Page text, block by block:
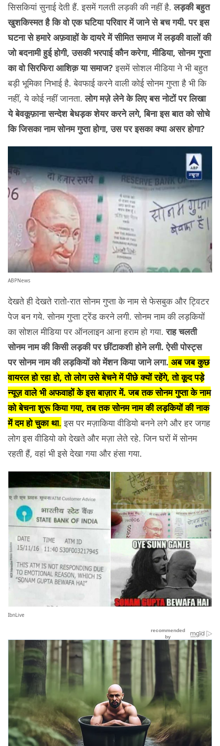
सिसकियां सुनाई देती हैं. इसमें गलती लड़की की नहीं है.लड़की बहुत
खुशकिस्मत है कि वो एक घटिया परिवार में जाने से बच गयी. पर इस
घटना से हमारे अफ़वाहों के दायरे में सीमित समाज में लड़की वालों की
जो बदनामी हुई होगी, उसकी भरपाई कौन करेगा, मीडिया, सोनम गुप्ता
का वो सिरफिरा आशिक़ या समाज? इसमें सोशल मीडिया ने भी बहुत
बड़ी भूमिका निभाई है. बेवफाई करने वाली कोई सोनम गुप्ता है भी कि
नहीं, ये कोई नहीं जानता.लोग मज़े लेने के लिए बस नोटों पर लिखा
ये बेवकूफ़ाना सन्देश बेधड़क शेयर करने लगे, बिना इस बात को सोचे
कि जिसका नाम सोनम गुप्ता होगा, उस पर इसका क्या असर होगा?
ABPNews
देखते ही देखते रातो-रात सोनम गुप्ता के नाम से फेसबुक और ट्विटर
पेज बन गये. सोनम गुप्ता ट्रेंड करने लगी. सोनम नाम की लड़कियों
का सोशल मीडिया पर ऑनलाइन आना हराम हो गया.राह चलती
सोनम नाम की किसी लड़की पर छींटाकशी होने लगी. ऐसी पोस्ट्स
पर सोनम नाम की लड़कियों को मेंशन किया जाने लगा. अब जब कुछ
वायरल हो रहा हो, तो लोग उसे बेचने में पीछे क्यों रहेंगे, तो कूद पड़े
न्यूज़ वाले भी अफवाहों के इस बाज़ार में. जब तक सोनम गुप्ता के नाम
को बेचना शुरू किया गया, तब तक सोनम नाम की लड़कियों की नाक
में दम हो चुका था. इस पर मज़ाकिया वीडियो बनने लगे और हर जगह
लोग इस वीडियो को देखते और मज़ा लेते रहे. जिन घरों में सोनम
रहती हैं, वहां भी इसे देखा गया और हंसा गया.
IbnLive